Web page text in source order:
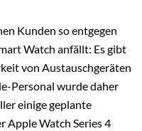
Kunden so entgegen
Watch anfällt: Es gibt
von Austauschgeräten
Personal wurde daher
einige geplante
Apple Watch Series 4